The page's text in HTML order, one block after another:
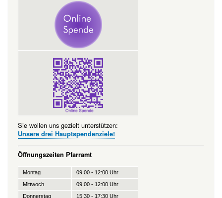
Sie wollen uns gezielt unterstützen:
Unsere drei Hauptspendenziele!
Öffnungszeiten Pfarramt
Montag
09:00 - 12:00 Uhr
Mittwoch
09:00 - 12:00 Uhr
Donnerstag
15:30 - 17:30 Uhr